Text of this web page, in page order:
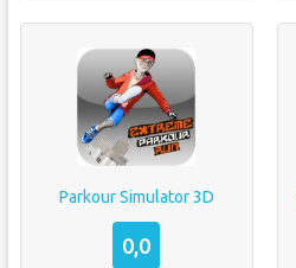
Parkour Simulator 3D
0,0